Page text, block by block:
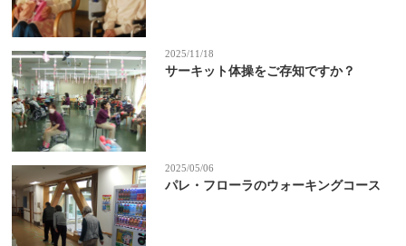
2025/11/18
サーキット体操をご存知ですか？
2025/05/06
パレ・フローラのウォーキングコース